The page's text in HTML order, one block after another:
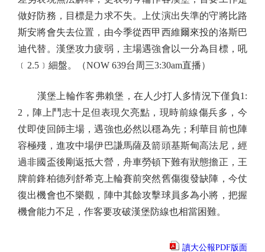
做好防務，目標是力求不失。上仗演出失準的守將比路
斯安將會失去位置，由今季從西甲西維爾來投的洛斯巴
迪代替。漢堡攻力疲弱，主場遇強會以一分為目標，吼
﹝2.5﹞細盤。（NOW 639台周三3:30am直播）
漢堡上輪作客弗賴堡，在人少打人多情況下僅負1:
2，陣上鬥志十足但表現欠亮點，現時前線傷兵多，今
仗即使回師主場，遇強也必然以穩為先；利華目前也陣
容極殘，進攻中場伊巴謙馬薩及箭頭基斯甸高法尼，經
過非國盃後剛返抵大營，舟車勞頓下難有狀態擔正，王
牌前鋒柏德列舒希克上輪賽前突然舊傷復發缺陣，今仗
復出機會也不樂觀，陣中其餘攻擊球員多為小將，把握
機會能力不足，作客要攻破漢堡防線也相當困難。
讀大公報PDF版面